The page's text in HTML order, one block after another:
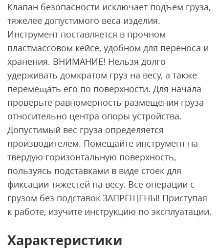
Клапан безопасности исключает подъем груза,
тяжелее допустимого веса изделия.
Инструмент поставляется в прочном
пластмассовом кейсе, удобном для переноса и
хранения. ВНИМАНИЕ! Нельзя долго
удерживать домкратом груз на весу, а также
перемещать его по поверхности. Для начала
проверьте равномерность размещения груза
относительно центра опоры устройства.
Допустимый вес груза определяется
производителем. Помещайте инструмент на
твердую горизонтальную поверхность,
пользуясь подставками в виде стоек для
фиксации тяжестей на весу. Все операции с
грузом без подставок ЗАПРЕЩЕНЫ! Приступая
к работе, изучите инструкцию по эксплуатации.
Характеристики